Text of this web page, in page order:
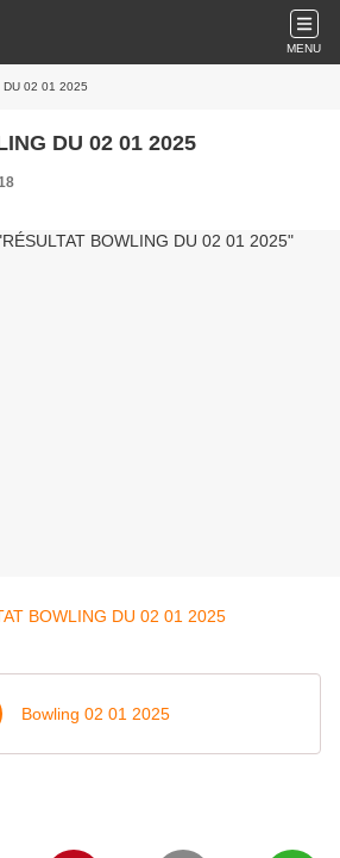
MENU
DU 02 01 2025
DU 02 01 2025
Bowling 02 01 2025